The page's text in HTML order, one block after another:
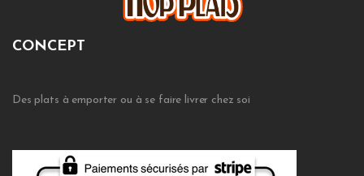
CONCEPT
Des plats à emporter ou à se faire livrer chez soi